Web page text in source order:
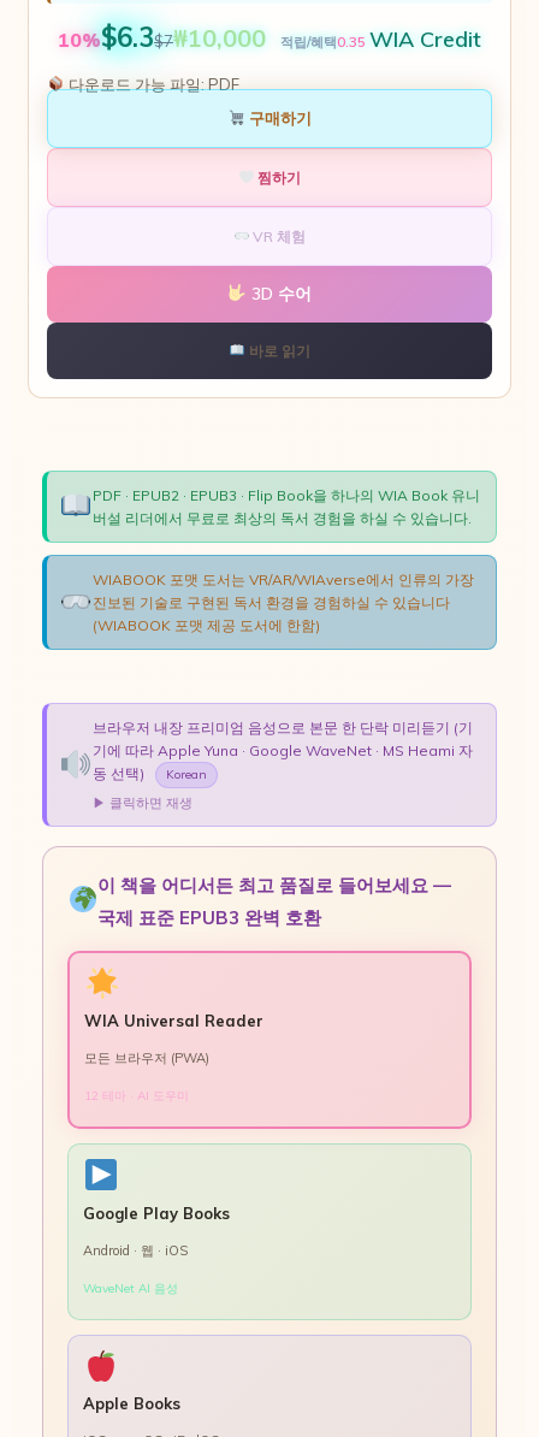
10%$6.3$7₩10,000 적립/혜택0.35 WIA Credit
다운로드 가능 파일: PDF
구매하기
찜하기
VR 체험
3D 수어
바로 읽기
PDF · EPUB2 · EPUB3 · Flip Book을 하나의 WIA Book 유니
버설 리더에서 무료로 최상의 독서 경험을 하실 수 있습니다.
WIABOOK 포맷 도서는 VR/AR/WIAverse에서 인류의 가장
진보된 기술로 구현된 독서 환경을 경험하실 수 있습니다
(WIABOOK 포맷 제공 도서에 한함)
브라우저 내장 프리미엄 음성으로 본문 한 단락 미리듣기 (기
기에 따라 Apple Yuna · Google WaveNet · MS Heami 자
동 선택)
Korean
▶ 클릭하면 재생
이 책을 어디서든 최고 품질로 들어보세요 —
국제 표준 EPUB3 완벽 호환
WIA Universal Reader
모든 브라우저 (PWA)
12 테마 · AI 도우미
Google Play Books
Android · 웹 · iOS
WaveNet AI 음성
Apple Books